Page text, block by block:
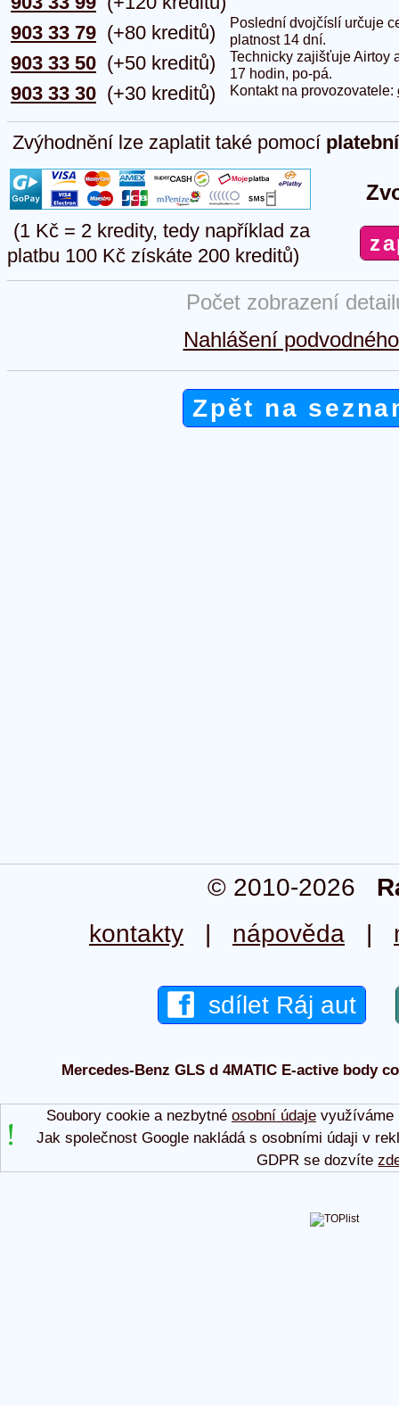
903 33 79
903 33 50
903 33 30
(+80 kreditů)
(+50 kreditů)
(+30 kreditů)
Poslední dvojčíslí určuje
platnost 14 dní.
Technicky zajišťuje Airtoy
17 hodin, po-pá.
Kontakt na provozovatele:
Zvýhodnění lze zaplatit také pomocí
(1 Kč = 2 kredity, tedy například za
platbu 100 Kč získáte 200 kreditů)
Počet zobrazení
Nahlášení
Zpět na
© 2010-2026
kontakty | nápověda |
sdílet Ráj aut
Mercedes-Benz GLS d 4MATIC E-active body
Soubory cookie a nezbytné osobní údajevyužíváme
Jak společnost Google nakládá s osobními údaji v
GDPR se dozvíte